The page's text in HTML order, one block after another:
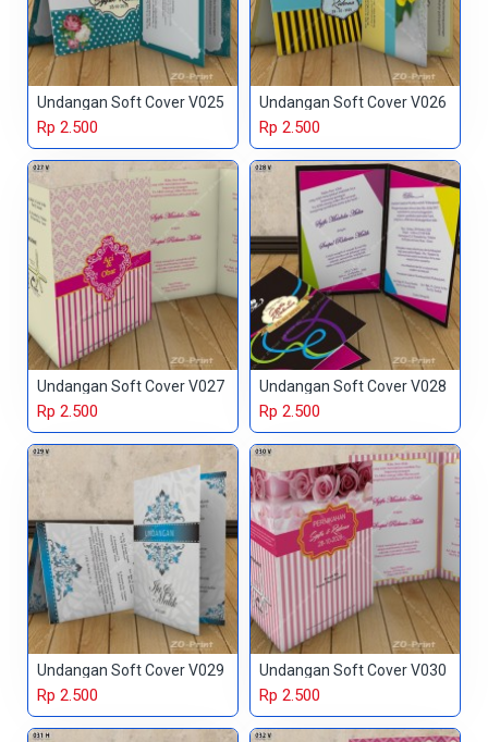
Undangan Soft Cover V025
Rp 2.500
Undangan Soft Cover V026
Rp 2.500
Undangan Soft Cover V027
Rp 2.500
Undangan Soft Cover V028
Rp 2.500
Undangan Soft Cover V029
Rp 2.500
Undangan Soft Cover V030
Rp 2.500